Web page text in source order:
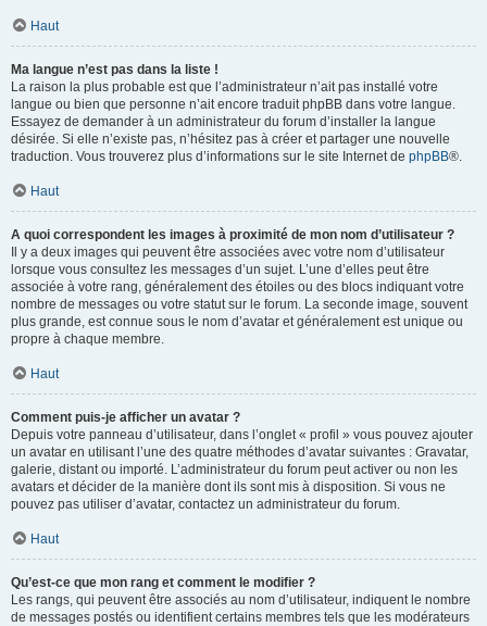
Haut
Ma langue n’est pas dans la liste !
La raison la plus probable est que l’administrateur n’ait pas installé votre
langue ou bien que personne n’ait encore traduit phpBB dans votre langue.
Essayez de demander à un administrateur du forum d’installer la langue
désirée. Si elle n’existe pas, n’hésitez pas à créer et partager une nouvelle
traduction. Vous trouverez plus d’informations sur le site Internet de phpBB®.
Haut
A quoi correspondent les images à proximité de mon nom d’utilisateur ?
Il y a deux images qui peuvent être associées avec votre nom d’utilisateur
lorsque vous consultez les messages d’un sujet. L’une d’elles peut être
associée à votre rang, généralement des étoiles ou des blocs indiquant votre
nombre de messages ou votre statut sur le forum. La seconde image, souvent
plus grande, est connue sous le nom d’avatar et généralement est unique ou
propre à chaque membre.
Haut
Comment puis-je afficher un avatar ?
Depuis votre panneau d’utilisateur, dans l’onglet « profil » vous pouvez ajouter
un avatar en utilisant l’une des quatre méthodes d’avatar suivantes : Gravatar,
galerie, distant ou importé. L’administrateur du forum peut activer ou non les
avatars et décider de la manière dont ils sont mis à disposition. Si vous ne
pouvez pas utiliser d’avatar, contactez un administrateur du forum.
Haut
Qu’est-ce que mon rang et comment le modifier ?
Les rangs, qui peuvent être associés au nom d’utilisateur, indiquent le nombre
de messages postés ou identifient certains membres tels que les modérateurs